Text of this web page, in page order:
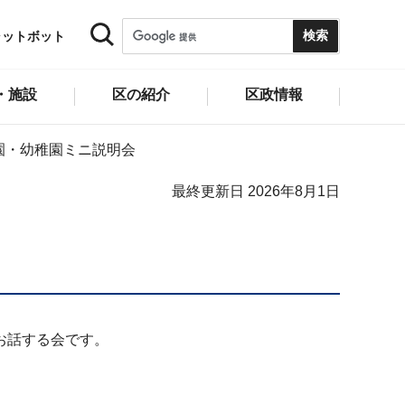
トボット
施設 区の紹介 区政情報
幼稚園ミニ説明会
最終更新日 2026年8月1日
する会です。